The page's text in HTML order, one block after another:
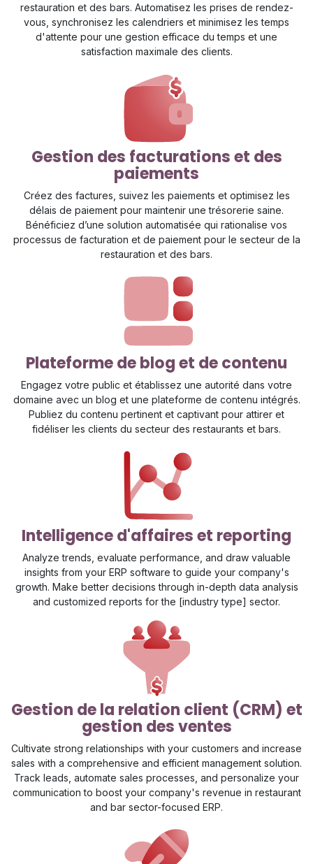
restauration et des bars. Automatisez les prises de rendez-
vous, synchronisez les calendriers et minimisez les temps
d'attente pour une gestion efficace du temps et une
satisfaction maximale des clients.
Gestion des facturations et des
paiements
Créez des factures, suivez les paiements et optimisez les
délais de paiement pour maintenir une trésorerie saine.
Bénéficiez d’une solution automatisée qui rationalise vos
processus de facturation et de paiement pour le secteur de la
restauration et des bars.
Plateforme de blog et de contenu
Engagez votre public et établissez une autorité dans votre
domaine avec un blog et une plateforme de contenu intégrés.
Publiez du contenu pertinent et captivant pour attirer et
fidéliser les clients du secteur des restaurants et bars.
Intelligence d'affaires et reporting
Analyze trends, evaluate performance, and draw valuable
insights from your ERP software to guide your company's
growth. Make better decisions through in-depth data analysis
and customized reports for the [industry type] sector.
Gestion de la relation client (CRM) et
gestion des ventes
Cultivate strong relationships with your customers and increase
sales with a comprehensive and efficient management solution.
Track leads, automate sales processes, and personalize your
communication to boost your company's revenue in restaurant
and bar sector-focused ERP.